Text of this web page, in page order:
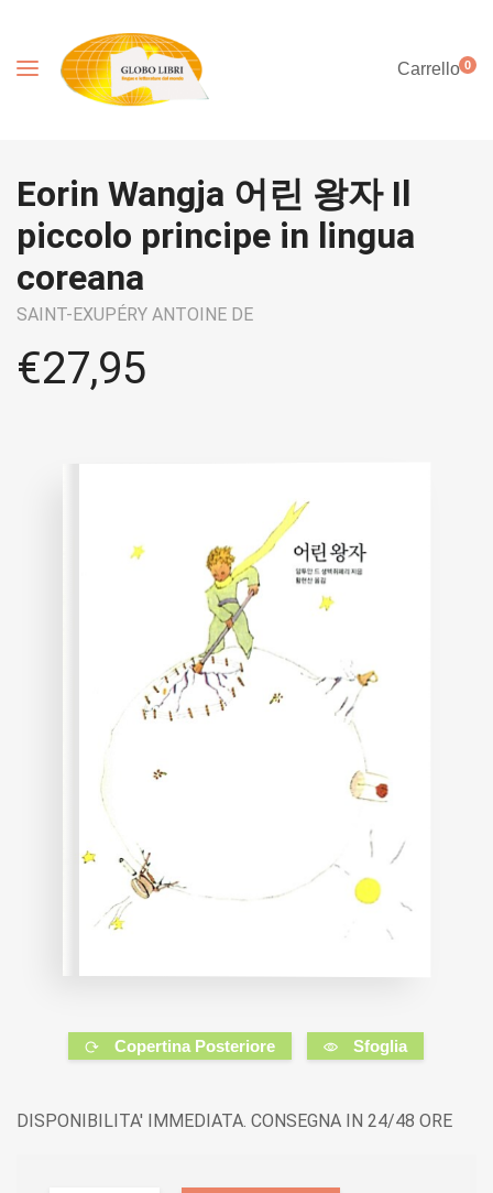
Carrello0
Eorin Wangja 어린 왕자 Il
piccolo principe in lingua
coreana
SAINT-EXUPÉRY ANTOINE DE
€27,95
Copertina Posteriore Sfoglia
DISPONIBILITA' IMMEDIATA. CONSEGNA IN 24/48 ORE